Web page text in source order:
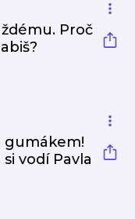
Proč
gumákem!
vodí Pavla